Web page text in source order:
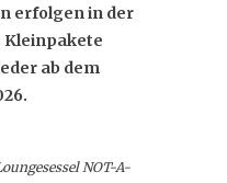
erfolgen in der
Kleinpakete
ab dem
NOT-A-